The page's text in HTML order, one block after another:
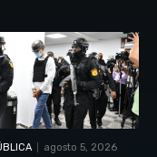
agosto 5, 2026